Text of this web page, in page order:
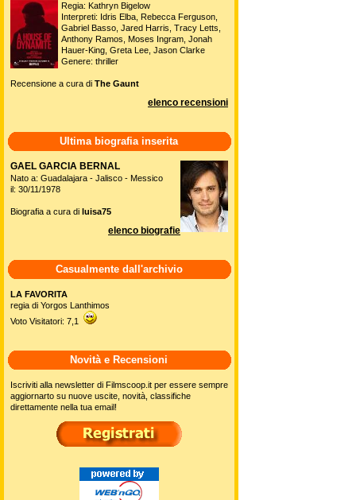
Regia: Kathryn Bigelow
Interpreti: Idris Elba, Rebecca Ferguson,
Gabriel Basso, Jared Harris, Tracy Letts,
Anthony Ramos, Moses Ingram, Jonah
Hauer-King, Greta Lee, Jason Clarke
Genere: thriller
Recensione a cura di The Gaunt
elenco recensioni
Ultima biografia inserita
GAEL GARCIA BERNAL
Nato a: Guadalajara - Jalisco - Messico
il: 30/11/1978
Biografia a cura di luisa75
elenco biografie
Casualmente dall'archivio
LA FAVORITA
regia di Yorgos Lanthimos
Voto Visitatori: 7,1
Novità e Recensioni
Iscriviti alla newsletter di Filmscoop.it per essere sempre
aggiornarto su nuove uscite, novità, classifiche
direttamente nella tua email!